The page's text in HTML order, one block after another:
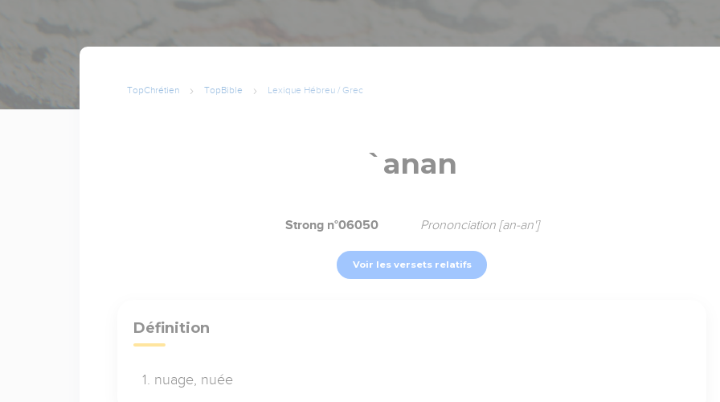
TopChrétien TopBible Lexique Hébreu / Grec
`anan
Strong n°06050 Prononciation [an-an']
Voir les versets relatifs
Définition
nuage, nuée